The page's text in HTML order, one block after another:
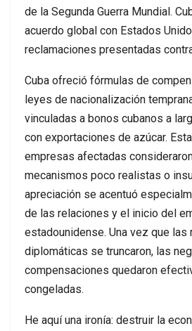
de la Segunda Guerra Mundial.
acuerdo global con Estados
reclamaciones presentadas
Cuba ofreció fórmulas de
leyes de nacionalización
vinculadas a bonos cubanos a
con exportaciones de azúcar.
empresas afectadas
mecanismos poco realistas o
apreciación se acentuó
de las relaciones y el inicio del
estadounidense. Una vez que las
diplomáticas se truncaron, las
compensaciones quedaron
congeladas.
He aquí una ironía: destruir la